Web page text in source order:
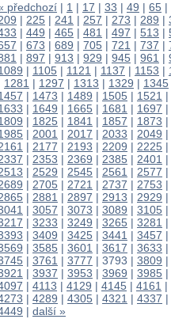
předchozí | 1 | 17 | 33 | 49 | 65 |
| 225 | 241 | 257 | 273 | 289 |
| 449 | 465 | 481 | 497 | 513 |
| 673 | 689 | 705 | 721 | 737 |
| 897 | 913 | 929 | 945 | 961 |
| 1105 | 1121 | 1137 | 1153 |
1281 | 1297 | 1313 | 1329 | 1345
| 1473 | 1489 | 1505 | 1521 |
| 1649 | 1665 | 1681 | 1697 |
| 1825 | 1841 | 1857 | 1873 |
| 2001 | 2017 | 2033 | 2049 |
| 2177 | 2193 | 2209 | 2225 |
| 2353 | 2369 | 2385 | 2401 |
| 2529 | 2545 | 2561 | 2577 |
| 2705 | 2721 | 2737 | 2753 |
| 2881 | 2897 | 2913 | 2929 |
| 3057 | 3073 | 3089 | 3105 |
| 3233 | 3249 | 3265 | 3281 |
| 3409 | 3425 | 3441 | 3457 |
| 3585 | 3601 | 3617 | 3633 |
| 3761 | 3777 | 3793 | 3809 |
| 3937 | 3953 | 3969 | 3985 |
| 4113 | 4129 | 4145 | 4161 |
| 4289 | 4305 | 4321 | 4337 |
| další »